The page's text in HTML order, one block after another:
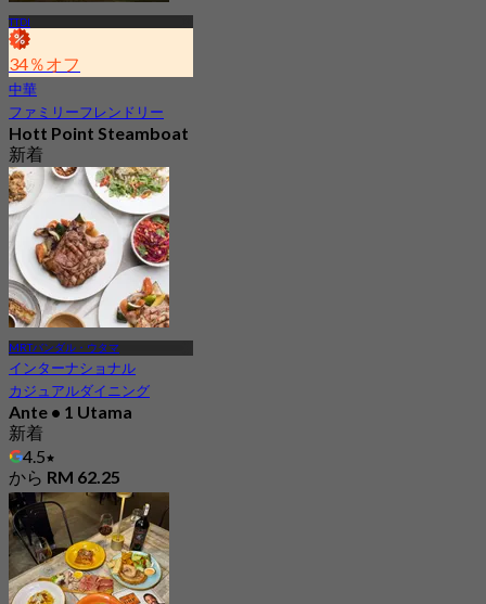
TTDI
34％オフ
中華
ファミリーフレンドリー
Hott Point Steamboat
新着
4.8
から
RM 47.25
MRTバンダル・ウタマ
インターナショナル
カジュアルダイニング
Ante • 1 Utama
新着
4.5
から RM 62.25